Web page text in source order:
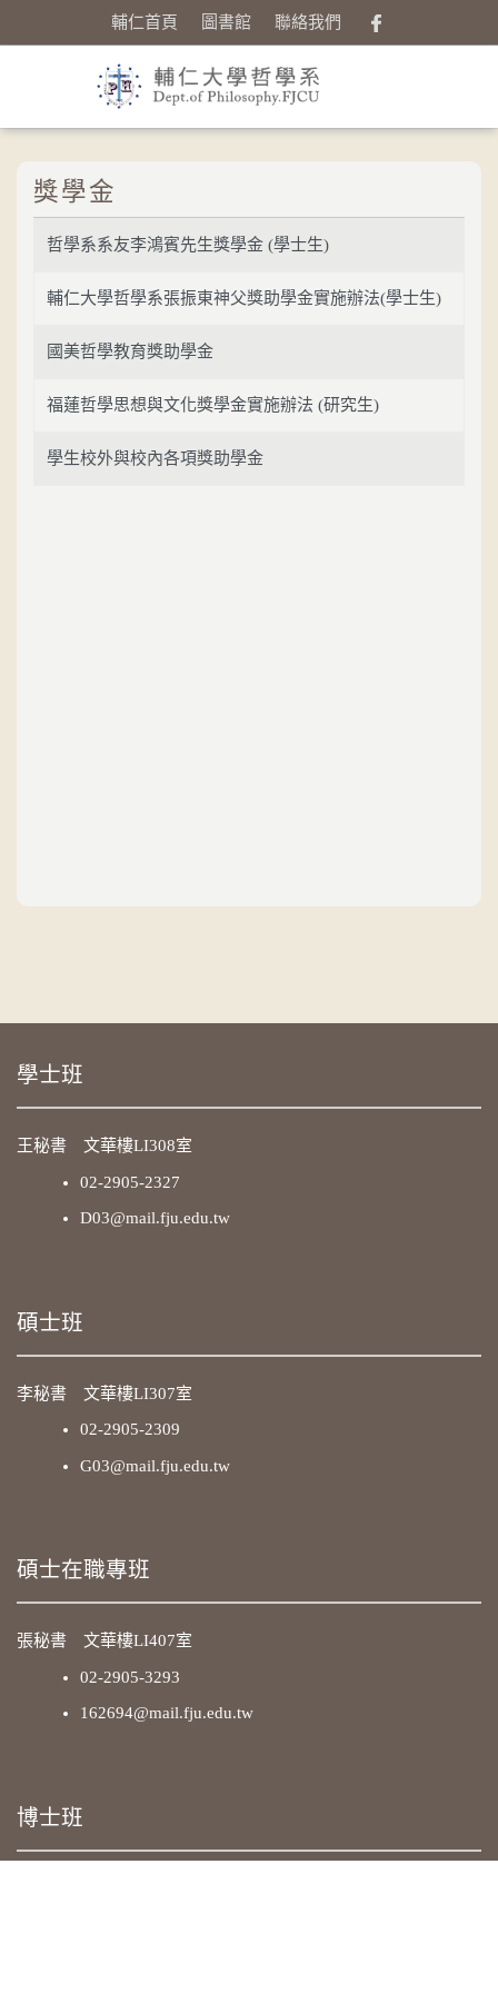
輔仁首頁 圖書館 聯絡我們
獎學金
哲學系系友李鴻賓先生獎學金 (學士生)
輔仁大學哲學系張振東神父獎助學金實施辦法(學士生)
國美哲學教育獎助學金
福蓮哲學思想與文化獎學金實施辦法 (研究生)
學生校外與校內各項獎助學金
學士班
王秘書 文華樓LI308室
02-2905-2327
D03@mail.fju.edu.tw
碩士班
李秘書 文華樓LI307室
02-2905-2309
G03@mail.fju.edu.tw
碩士在職專班
張秘書 文華樓LI407室
02-2905-3293
162694@mail.fju.edu.tw
博士班